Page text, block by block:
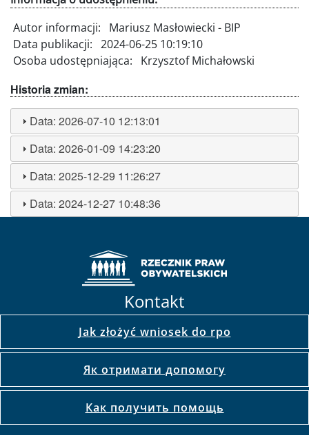
Autor informacji:
Mariusz Masłowiecki - BIP
Data publikacji: 2024-06-25 10:19:10
Osoba udostępniająca:
Krzysztof Michałowski
Historia zmian:
Data:2026-07-10 12:13:01
Data:2026-01-09 14:23:20
Data:2025-12-29 11:26:27
Data:2024-12-27 10:48:36
Kontakt
Jak złożyć wniosek do rpo
Як отримати допомогу
Как получить помощь